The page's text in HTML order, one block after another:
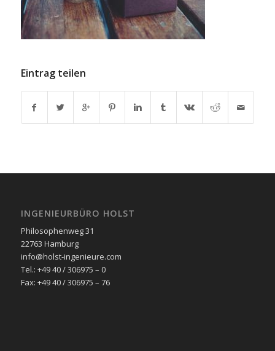
Eintrag teilen
INGENIEURBÜRO HOLST
Philosophenweg 31
22763 Hamburg
info@holst-ingenieure.com
Tel.: +49 40 / 306975 – 0
Fax: +49 40 / 306975 – 76